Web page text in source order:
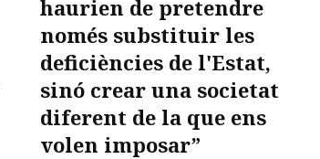
haurien de pretendre
només substituir les
deficiències de l'Estat,
sinó crear una societat
diferent de la que ens
volen imposar”